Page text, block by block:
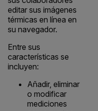
editar sus imágenes
térmicas en línea en
su navegador.
Entre sus
características se
incluyen:
Añadir, eliminar
o modificar
mediciones